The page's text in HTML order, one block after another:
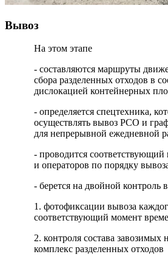
Вывоз
На этом этапе
- составляются маршруты
сбора разделенных отходов в
дислокацией контейнерных
- определяется спецтехника,
осуществлять вывоз РСО и
для непрерывной ежедневной
- проводится соответствующий
и операторов по порядку
- берется на двойной
1. фотофиксации вывоза
соответствующий момент
2. контроля состава завозимых
комплекс разделенных отходов